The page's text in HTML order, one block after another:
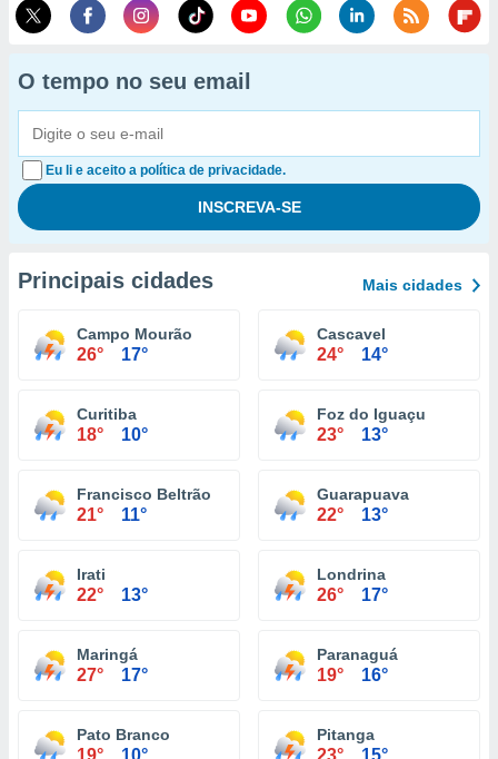
O tempo no seu email
Eu li e aceito a política de privacidade.
Principais cidades Mais cidades
Campo Mourão
26° 17°
Cascavel
24° 14°
Curitiba
18° 10°
Foz do Iguaçu
23° 13°
Francisco Beltrão
21° 11°
Guarapuava
22° 13°
Irati
22° 13°
Londrina
26° 17°
Maringá
27° 17°
Paranaguá
19° 16°
Pato Branco
19° 10°
Pitanga
23° 15°